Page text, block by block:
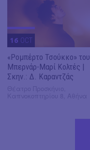
16 OCT
«Ρομπέρτο Τσούκκο» του
Μπερνάρ-Μαρί Κολτές |
Σκην.: Δ. Καραντζάς